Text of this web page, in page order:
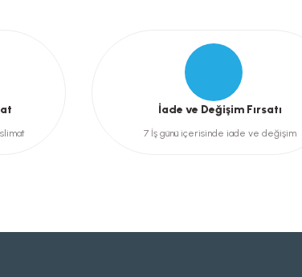
İade ve Değişim Fırsatı
7 İş günü içerisinde iade ve değişim